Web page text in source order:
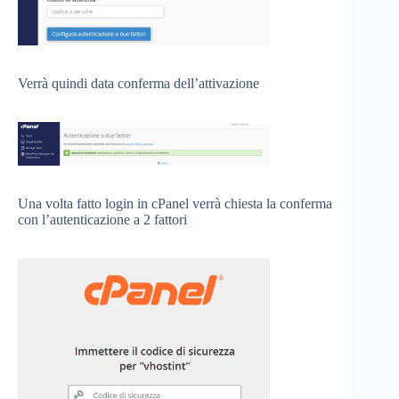
Verrà quindi data conferma dell’attivazione
Una volta fatto login in cPanel verrà chiesta la conferma
con l’autenticazione a 2 fattori